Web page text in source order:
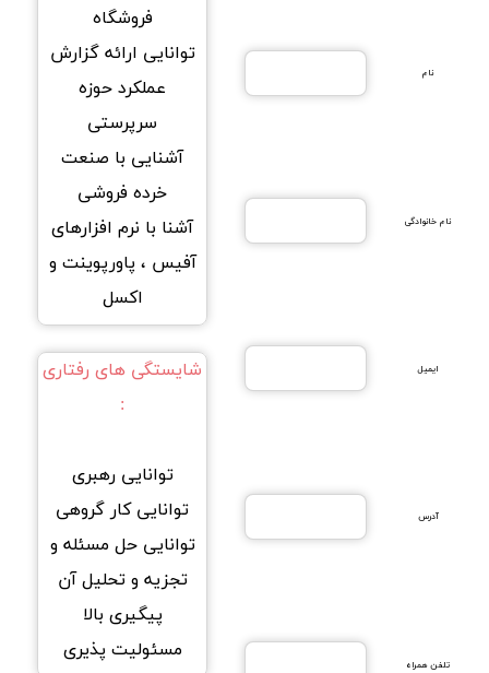
نام
نام خانوادگی
ایمیل
آدرس
تلفن همراه
فروشگاه
توانایی ارائه گزارش
عملکرد حوزه
سرپرستی
آشنایی با صنعت
خرده فروشی
آشنا با نرم افزارهای
آفیس ، پاورپوینت و
اکسل
شایستگی های رفتاری
:
توانایی رهبری
توانایی کار گروهی
توانایی حل مسئله و
تجزیه و تحلیل آن
پیگیری بالا
مسئولیت پذیری